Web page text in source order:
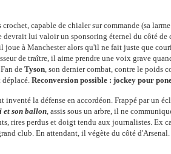
crochet, capable de chialer sur commande (sa
devrait lui valoir un sponsoring éternel du côté de
joue à Manchester alors qu'il ne fait juste que
de traître, il aime prendre une voix grave
de Tyson, son dernier combat, contre le poids
Reconversion possible : jockey pour
inventé la défense en accordéon. Frappé par un
et son ballon, assis sous un arbre, il ne
rires perdus et doigt tendu aux journalistes. Ex
club. En attendant, il végète du côté d'Arsenal.